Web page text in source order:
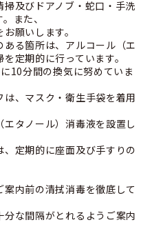
及びドアノブ・蛇口・手洗
また、
願いします。
る箇所は、アルコール（エ
定期的に行っています。
分間の換気に努めていま
、マスク・衛生手袋を着用
タノール）消毒液を設置し
定期的に座面及び手すりの
内前の清拭消毒を徹底して
な間隔がとれるようご案内